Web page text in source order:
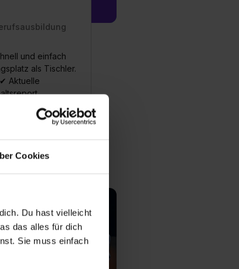
Cookies
Du hast vielleicht
das alles für dich
Sie muss einfach
und einfach
als Tischler.
Aktuelle
Ausbildungsberuf